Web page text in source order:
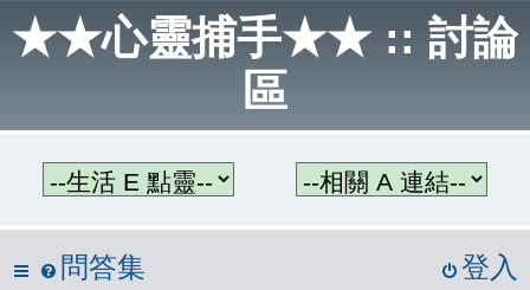
★★心靈捕手★★ :: 討論
區
問答集 登入